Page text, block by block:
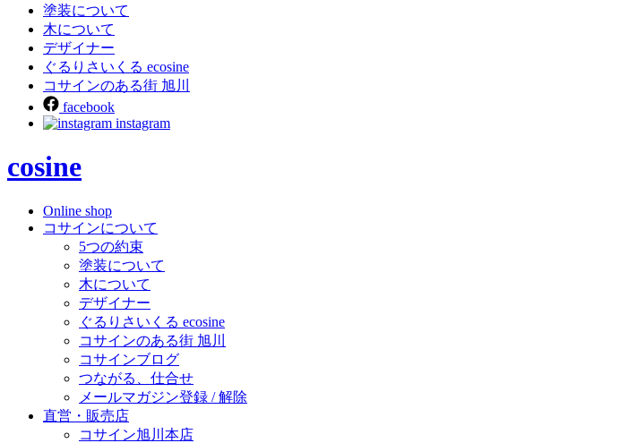
塗装について
木について
デザイナー
ぐるりさいくる ecosine
コサインのある街 旭川
facebook
instagram
cosine
Online shop
コサインについて
5つの約束
塗装について
木について
デザイナー
ぐるりさいくる ecosine
コサインのある街 旭川
コサインブログ
つながる、仕合せ
メールマガジン登録 / 解除
直営・販売店
コサイン旭川本店